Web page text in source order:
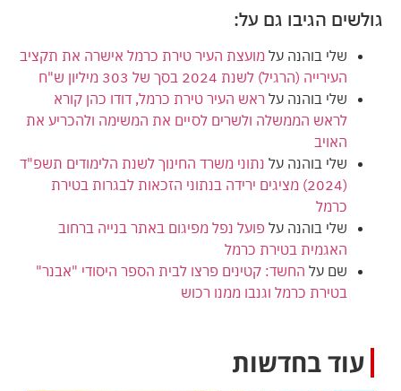
גולשים הגיבו גם על:
שלי בוהנה על מועצת העיר טירת כרמל אישרה את תקציב
העירייה (הרגיל) לשנת 2024 בסך של 303 מיליון ש"ח
שלי בוהנה על ראש העיר טירת כרמל, דודו כהן קורא
לראש הממשלה ולשרים לסיים את המשימה ולהכריע את
האויב
שלי בוהנה על נתוני משרד החינוך לשנת הלימודים תשפ"ד
(2024) מציגים ירידה בנתוני הזכאות לבגרות בטירת
כרמל
שלי בוהנה על פועל נפל מפיגום באתר בנייה ברחוב
האגמית בטירת כרמל
שם על החשד: קטינים פרצו לבית הספר היסודי "אבנר"
בטירת כרמל וגנבו ממנו רכוש
עוד בחדשות